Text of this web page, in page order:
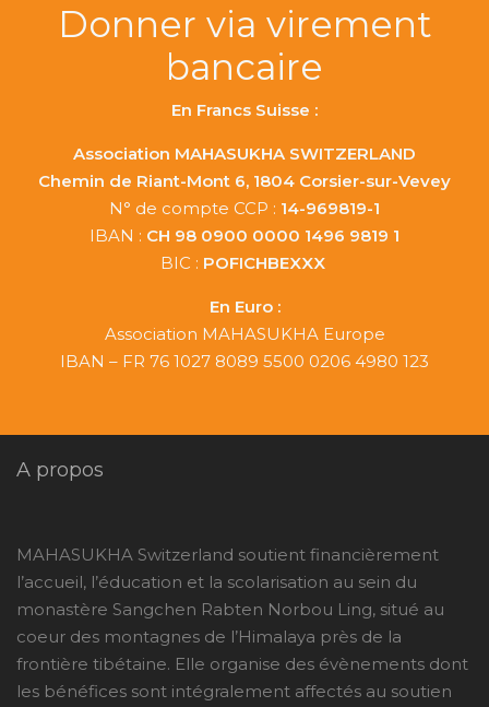
Donner via virement
bancaire
En Francs Suisse :
Association MAHASUKHA SWITZERLAND
Chemin de Riant-Mont 6, 1804 Corsier-sur-Vevey
N° de compte CCP : 14-969819-1
IBAN : CH 98 0900 0000 1496 9819 1
BIC : POFICHBEXXX
En Euro :
Association MAHASUKHA Europe
IBAN – FR 76 1027 8089 5500 0206 4980 123
A propos
MAHASUKHA Switzerland soutient financièrement
l’accueil, l’éducation et la scolarisation au sein du
monastère Sangchen Rabten Norbou Ling, situé au
coeur des montagnes de l’Himalaya près de la
frontière tibétaine. Elle organise des évènements dont
les bénéfices sont intégralement affectés au soutien